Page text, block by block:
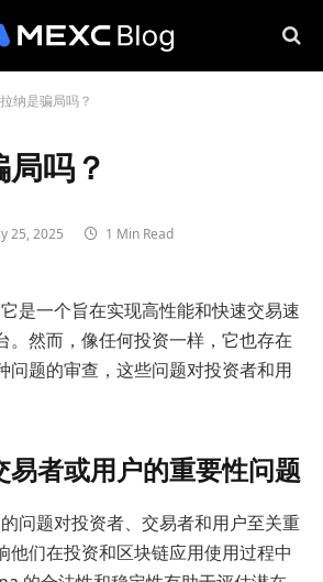
纳是骗局吗？
吗？
25, 2025 1 Min Read
是一个旨在实现高性能和快速交易速
。然而，像任何投资一样，它也存在
问题的审查，这些问题对投资者和用
易者或用户的重要性问题
问题对投资者、交易者和用户至关重
他们在投资和区块链应用使用过程中